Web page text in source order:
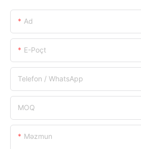
Ad
E-Poçt
Telefon / WhatsApp
MOQ
Məzmun